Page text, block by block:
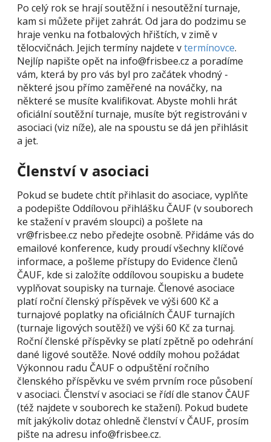
Po celý rok se hrají soutěžní i nesoutěžní turnaje,
kam si můžete přijet zahrát. Od jara do podzimu se
hraje venku na fotbalových hřištích, v zimě v
tělocvičnách. Jejich termíny najdete vtermínovce.
Nejlíp napište opět na info@frisbee.cz a poradíme
vám, která by pro vás byl pro začátek vhodný -
některé jsou přímo zaměřené na nováčky, na
některé se musíte kvalifikovat. Abyste mohli hrát
oficiální soutěžní turnaje, musíte být registrováni v
asociaci (viz níže), ale na spoustu se dá jen přihlásit
a jet.
Členství v asociaci
Pokud se budete chtít přihlasit do asociace, vyplňte
a podepište Oddílovou přihlášku ČAUF (v souborech
ke stažení v pravém sloupci) a pošlete na
vr@frisbee.cz nebo předejte osobně. Přidáme vás do
emailové konference, kudy proudí všechny klíčové
informace, a pošleme přístupy do Evidence členů
ČAUF, kde si založíte oddílovou soupisku a budete
vyplňovat soupisky na turnaje. Členové asociace
platí roční členský příspěvek ve výši 600 Kč a
turnajové poplatky na oficiálních ČAUF turnajích
(turnaje ligových soutěží) ve výši 60 Kč za turnaj.
Roční členské příspěvky se platí zpětně po odehrání
dané ligové soutěže. Nové oddíly mohou požádat
Výkonnou radu ČAUF o odpuštění ročního
členského příspěvku ve svém prvním roce působení
v asociaci. Členství v asociaci se řídí dle stanov ČAUF
(též najdete v souborech ke stažení). Pokud budete
mít jakýkoliv dotaz ohledně členství v ČAUF, prosím
pište na adresu info@frisbee.cz.